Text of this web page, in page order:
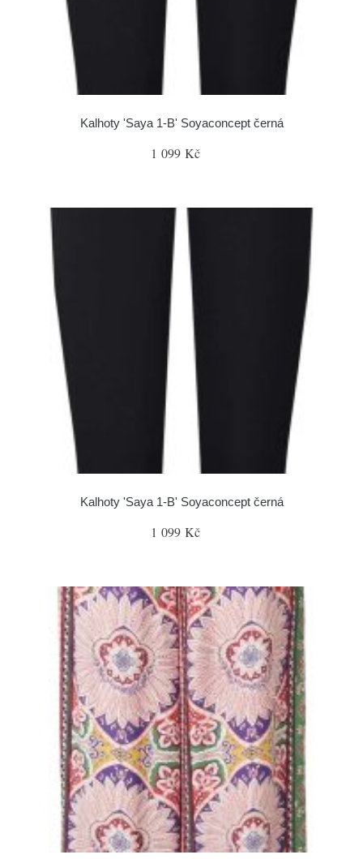
Kalhoty 'Saya 1-B' Soyaconcept černá
1 099 Kč
Kalhoty 'Saya 1-B' Soyaconcept černá
1 099 Kč